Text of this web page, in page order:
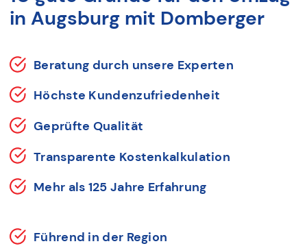
in Augsburg mit Domberger
Beratung durch unsere Experten
Höchste Kundenzufriedenheit
Geprüfte Qualität
Transparente Kostenkalkulation
Mehr als 125 Jahre Erfahrung
Führend in der Region